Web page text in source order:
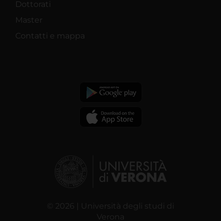
Dottorati
Master
Contatti e mappa
© 2026 | Università degli studi di
Verona